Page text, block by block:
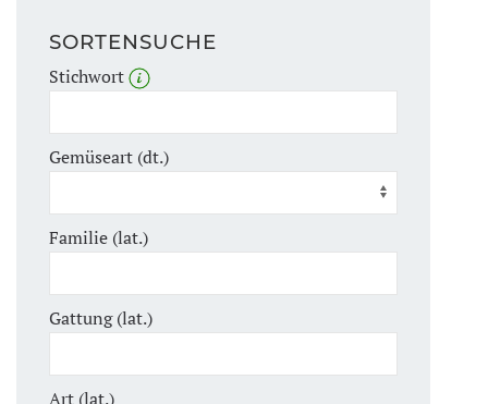
SORTENSUCHE
Stichwort
Gemüseart (dt.)
Familie (lat.)
Gattung (lat.)
Art (lat.)